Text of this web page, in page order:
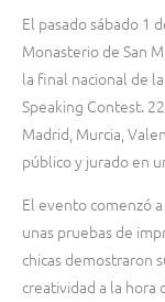
El pasado sábado 1
Monasterio de San
la final nacional de
Speaking Contest.
Madrid, Murcia,
público y jurado en
El evento comenzó
unas pruebas de
chicas demostraron
creatividad a la hora